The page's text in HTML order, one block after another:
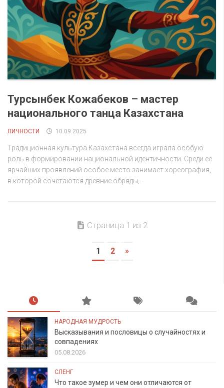
Турсынбек Кожабеков – мастер
национального танца Казахстана
ЛИЧНОСТИ 10.09.2025
Традиционная культура Казахстана всегда играла особую
роль в формировании национальной идентичности. Среди ее
ярчайших проявлений особое место занимает хореография,
в которой сочетаются древние обряды,...
Страница 1 из 2
1 2 »
НАРОДНАЯ МУДРОСТЬ
Высказывания и пословицы о случайностях и
совпадениях
05.08.2026
СЛЕНГ
Что такое зумер и чем они отличаются от